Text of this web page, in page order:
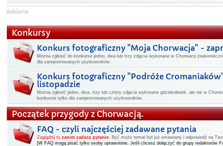
Konkursy
Konkurs fotograficzny "Moja Chorwacja" -
Można zgłosić do konkursu jedno, dwa lub trzy zdjęcia wykonane w Chorwacji
dla zarejestrowanych użytkowników.
Konkurs fotograficzny "Podróże
listopadzie
Można zgłosić jedno, dwa, trzy lub cztery zdjęcia wykonane gdziekolwiek, ale nie w
konkursie tylko dla zarejestrowanych użytkowników.
Początek przygody z Chorwacją.
FAQ - czyli najczęściej zadawane pytania
Zaglądnij tuzanim zadasz pytanie. Być może temat był już omawiany i odpowiedź na
[W FAQ mogą pisać tylko osoby uprawnione. Jeśli chcesz dołączyć do grupy redaktorów